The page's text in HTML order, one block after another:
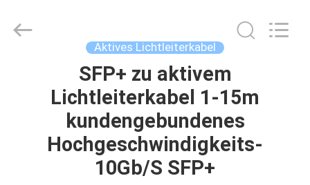
PRODUKTE
Rights
Aktives Lichtleiterkabel
SFP+ zu aktivem
Lichtleiterkabel 1-15m
kundengebundenes
Hochgeschwindigkeits-
10Gb/S SFP+